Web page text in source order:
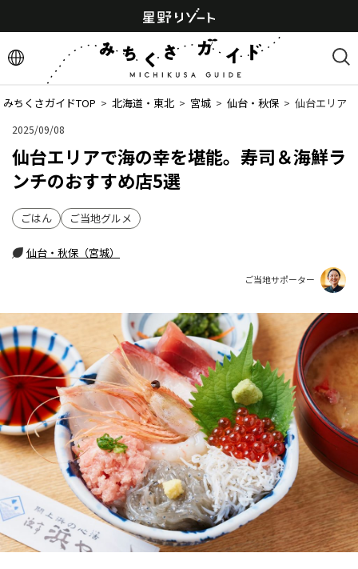
みちくさガイドTOP > 北海道・東北 > 宮城 > 仙台・秋保 > 仙台エリア
2025/09/08
仙台エリアで海の幸を堪能。寿司＆海鮮ラ
ンチのおすすめ店5選
ごはん ご当地グルメ
仙台・秋保（宮城）
ご当地サポーター